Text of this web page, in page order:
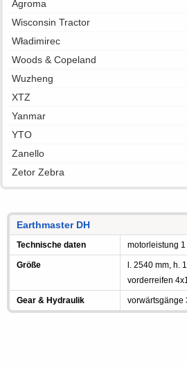
Agroma
Wisconsin Tractor
Władimirec
Woods & Copeland
Wuzheng
XTZ
Yanmar
YTO
Zanello
Zetor Zebra
Earthmaster DH
Technische daten motorleistung
Größe
l. 2540 mm, h.
vorderreifen
Gear & Hydraulik vorwärtsgänge